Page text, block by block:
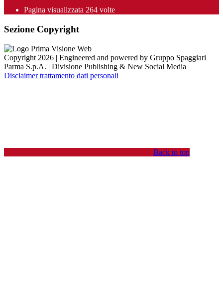
Pagina visualizzata 264 volte
Sezione Copyright
Copyright 2026 | Engineered and powered by Gruppo Spaggiari
Parma S.p.A. | Divisione Publishing & New Social Media
Disclaimer trattamento dati personali
Back to top